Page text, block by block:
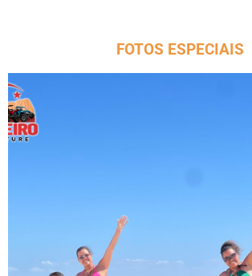
FOTOS ESPECIAIS